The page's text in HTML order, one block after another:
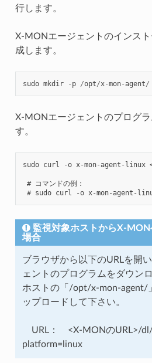
行します。
X-MONエージェントのインス
成します。
sudo mkdir - p /opt/x-mon-agent/
X-MONエージェントのプログ
す。
sudo curl -o x-mon-agent-linux
# コマンドの例：
監視対象ホストからX-
場合
ブラウザから以下のURLを開
ェントのプログラムをダウン
ホストの「/opt/x-mon-agent/
ップロードして下さい。
URL： <X-MONのURL>/dl/
platform=linux